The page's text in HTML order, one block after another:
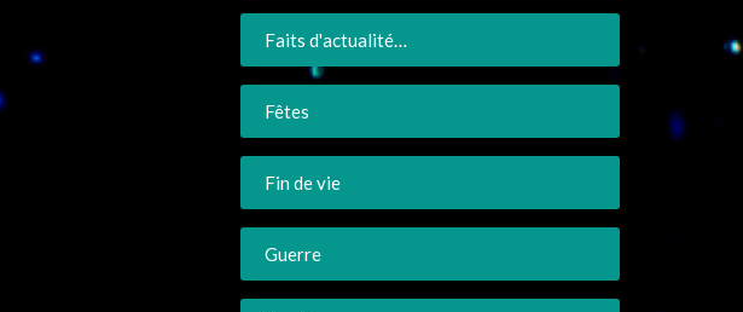
Faits d'actualité…
Fêtes
Fin de vie
Guerre